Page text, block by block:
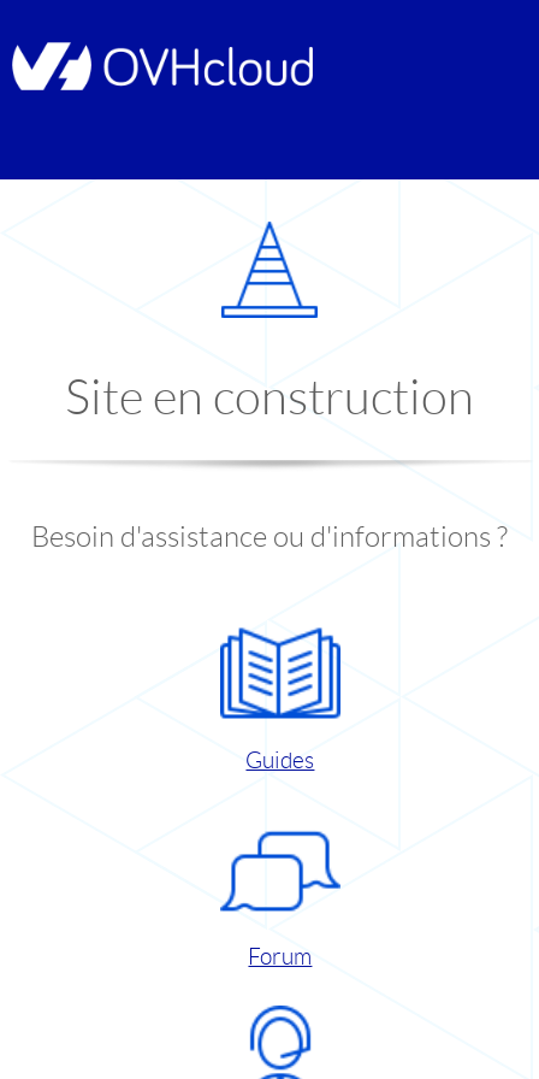
Site en construction
Besoin d'assistance ou d'informations ?
Guides
Forum